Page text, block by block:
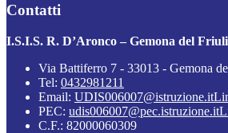
Contatti
I.S.I.S. R. D’Aronco – Gemona del Friuli
Via Battiferro 7 - 33013 - Gemona
Tel: 0432981211
Email: UDIS006007@istruzione.it
PEC: udis006007@pec.istruzione.it
C.F.: 82000060309